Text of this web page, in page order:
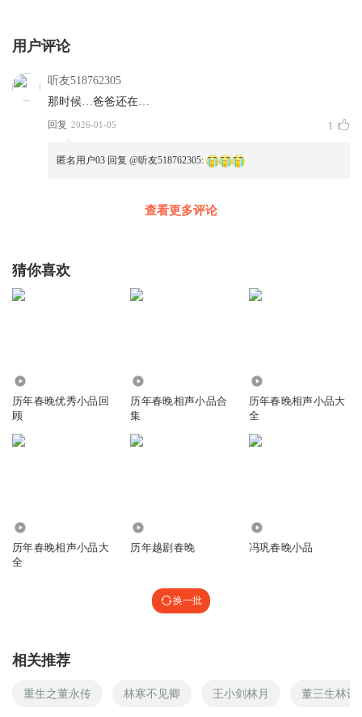
用户评论
听友518762305
那时候…爸爸还在…
回复 2026-01-05 1
匿名用户03 回复 @听友518762305:
查看更多评论
猜你喜欢
历年春晚优秀小品回
顾
历年春晚相声小品合
集
历年春晚相声小品大
全
历年春晚相声小品大
全
历年越剧春晚 冯巩春晚小品
换一批
相关推荐
重生之董永传 林寒不见卿 王小剑林月 董三生林诗